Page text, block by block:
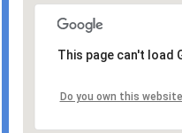
This page can't load
Do you own this